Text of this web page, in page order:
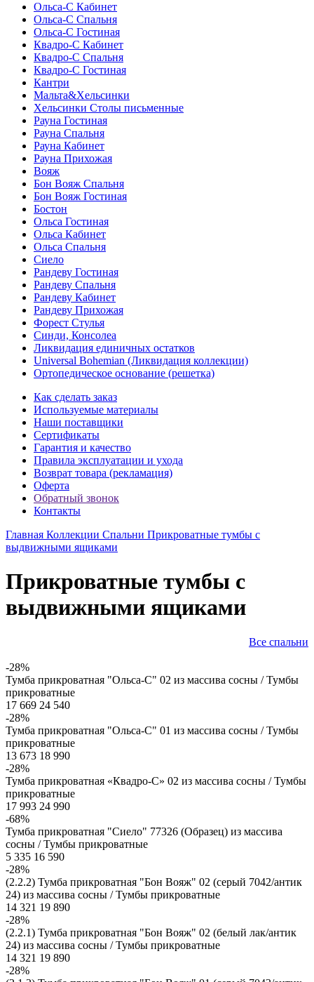
Ольса-С Кабинет
Ольса-С Спальня
Ольса-С Гостиная
Квадро-С Кабинет
Квадро-С Спальня
Квадро-С Гостиная
Кантри
Мальта&Хельсинки
Хельсинки Столы письменные
Рауна Гостиная
Рауна Спальня
Рауна Кабинет
Рауна Прихожая
Вояж
Бон Вояж Спальня
Бон Вояж Гостиная
Бостон
Ольса Гостиная
Ольса Кабинет
Ольса Спальня
Сиело
Рандеву Гостиная
Рандеву Спальня
Рандеву Кабинет
Рандеву Прихожая
Форест Стулья
Синди, Консолеа
Ликвидация единичных остатков
Universal Bohemian (Ликвидация коллекции)
Ортопедическое основание (решетка)
Как сделать заказ
Используемые материалы
Наши поставщики
Сертификаты
Гарантия и качество
Правила эксплуатации и ухода
Возврат товара (рекламация)
Оферта
Обратный звонок
Контакты
Главная Коллекции Спальни Прикроватные тумбы с
выдвижными ящиками
Прикроватные тумбы с
выдвижными ящиками
Все спальни
-28%
Тумба прикроватная "Ольса-С" 02 из массива сосны / Тумбы
прикроватные
17 669 24 540
-28%
Тумба прикроватная "Ольса-С" 01 из массива сосны / Тумбы
прикроватные
13 673 18 990
-28%
Тумба прикроватная «Квадро-С» 02 из массива сосны / Тумбы
прикроватные
17 993 24 990
-68%
Тумба прикроватная "Сиело" 77326 (Образец) из массива
сосны / Тумбы прикроватные
5 335 16 590
-28%
(2.2.2) Тумба прикроватная "Бон Вояж" 02 (серый 7042/антик
24) из массива сосны / Тумбы прикроватные
14 321 19 890
-28%
(2.2.1) Тумба прикроватная "Бон Вояж" 02 (белый лак/антик
24) из массива сосны / Тумбы прикроватные
14 321 19 890
-28%